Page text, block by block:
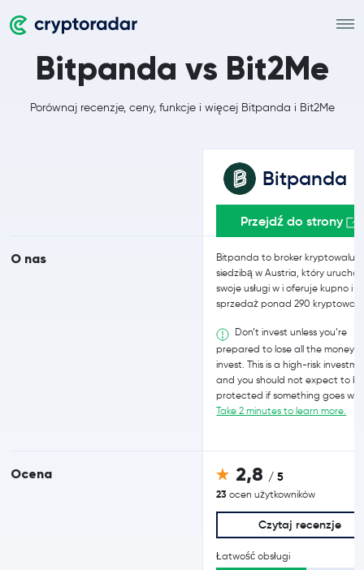
Bitpanda vs Bit2Me
Porównaj recenzje, ceny, funkcje i więcej Bitpanda i Bit2Me
O nas
Ocena
Bitpanda
Przejdź do strony
Bitpanda to broker kryptowalut
siedzibą w Austria, który
swoje usługi w i oferuje kupno i
sprzedaż ponad 290
Don’t invest unless you’re
prepared to lose all the money
invest. This is a high-risk
and you should not expect to
protected if something goes
Take 2 minutes to learn more.
2,8 / 5
23 ocen użytkowników
Czytaj recenzje
Łatwość obsługi